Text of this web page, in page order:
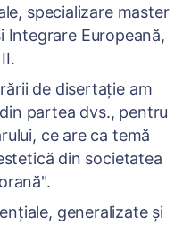
specializare master
Integrare Europeană,
de disertație am
partea dvs., pentru
ce are ca temă
din societatea
generalizate și